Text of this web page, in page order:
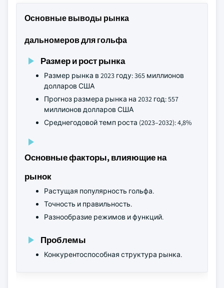
Основные выводы рынка
дальномеров для гольфа
Размер и рост рынка
Размер рынка в 2023 году: 365 миллионов
долларов США
Прогноз размера рынка на 2032 год: 557
миллионов долларов США
Среднегодовой темп роста (2023–2032): 4,8%
Основные факторы, влияющие на
рынок
Растущая популярность гольфа.
Точность и правильность.
Разнообразие режимов и функций.
Проблемы
Конкурентоспособная структура рынка.